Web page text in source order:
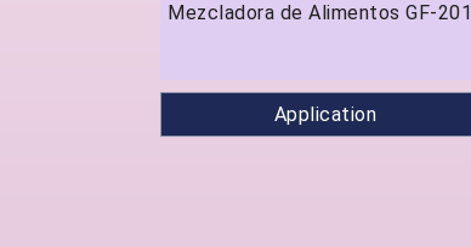
Mezcladora de Alimentos GF-201
Application